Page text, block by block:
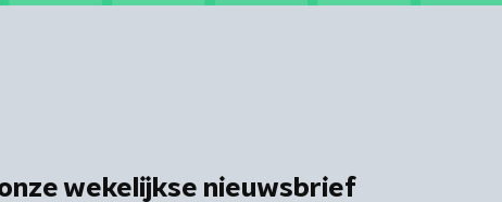
wekelijkse nieuwsbrief